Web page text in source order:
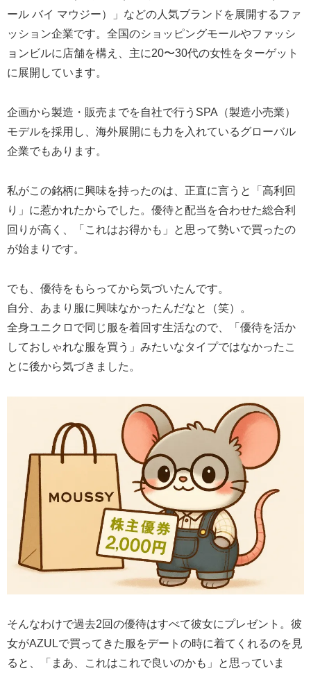
ール バイ マウジー）」などの人気ブランドを展開するファ
ッション企業です。全国のショッピングモールやファッシ
ョンビルに店舗を構え、主に20〜30代の女性をターゲット
に展開しています。
企画から製造・販売までを自社で行うSPA（製造小売業）
モデルを採用し、海外展開にも力を入れているグローバル
企業でもあります。
私がこの銘柄に興味を持ったのは、正直に言うと「高利回
り」に惹かれたからでした。優待と配当を合わせた総合利
回りが高く、「これはお得かも」と思って勢いで買ったの
が始まりです。
でも、優待をもらってから気づいたんです。
自分、あまり服に興味なかったんだなと（笑）。
全身ユニクロで同じ服を着回す生活なので、「優待を活か
しておしゃれな服を買う」みたいなタイプではなかったこ
とに後から気づきました。
そんなわけで過去2回の優待はすべて彼女にプレゼント。彼
女がAZULで買ってきた服をデートの時に着てくれるのを見
ると、「まあ、これはこれで良いのかも」と思っていま